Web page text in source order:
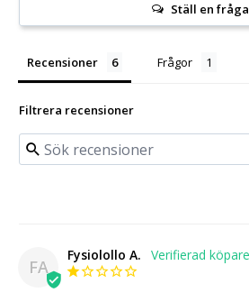
Ställ en fråga
Recensioner Frågor
Filtrera recensioner
FA
Fysiolollo A.